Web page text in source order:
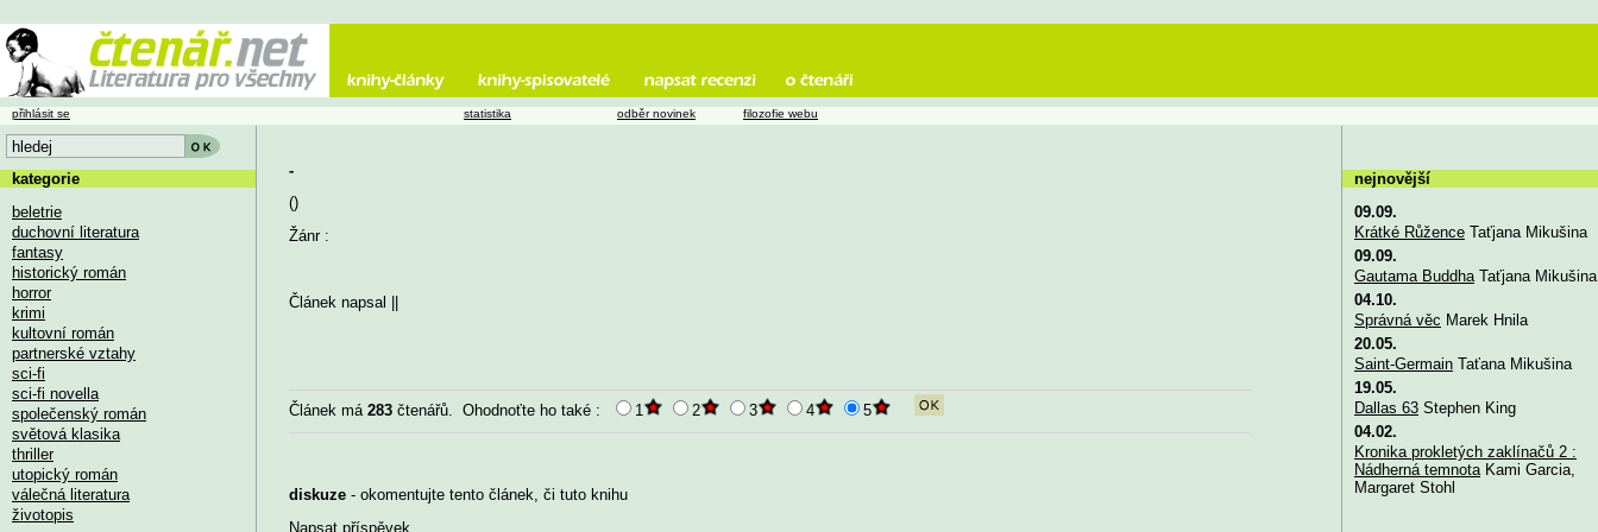
-
()
Žánr :
Článek napsal
Článek má283 čtenářů. Ohodnoťte ho také : 1 2 3 4 5
diskuze - okomentujte tento článek, či tuto knihu
Napsat příspěvek
přihlásit se statistika odběr novinek filozofie webu
kategorie
beletrie
duchovní literatura
fantasy
historický román
horror
krimi
kultovní román
partnerské vztahy
sci-fi
sci-fi novella
společenský román
světová klasika
thriller
utopický román
válečná literatura
životopis
nejnovější
09.09.
Krátké RůženceTaťjana Mikušina
09.09.
Gautama BuddhaTaťjana Mikušina
04.10.
Správná věc Marek Hnila
20.05.
Saint-GermainTaťana Mikušina
19.05.
Dallas 63Stephen King
04.02.
Kronika prokletých zaklínačů 2 :
Nádherná temnotaKami Garcia,
Margaret Stohl